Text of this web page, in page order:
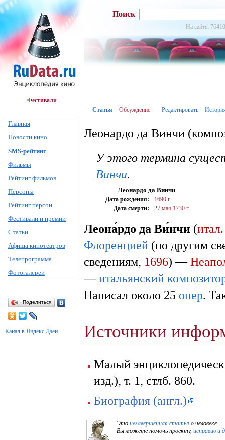
Фестивали
Главная
Новости кино
SMS-рейтинг
Фильмы
Рейтинг фильмов
Персоны
Рейтинг персон
Фестивали и премии
Статьи
Афиша кинотеатров
Телепрограмма
Фотогалереи
Поделиться
Канал в Яндекс.Дзен
Поиск
На сайте:
Статья Обсуждение Редактировать
Леонардо да Винчи
У этого термина
Винчи.
Леонардо да Винчи
Дата рождения:
1690 г.
Дата смерти:
27 мая 1730 г.
Леона́рдо да Ви́нчи (итал.
Флоренцией (по другим
сведениям, 1696) —
—итальянский
Написал около 25 опер.
Источники
Малый
изд.), т. 1, стлб. 860.
Биография (англ.)
Это незавершённая статья о человеке.
Вы можете помочь проекту, исправив и